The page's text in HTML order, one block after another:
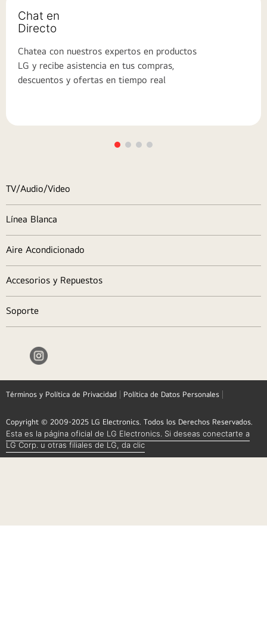
Chat en
Directo
Chatea con nuestros expertos en productos
LG y recibe asistencia en tus compras,
descuentos y ofertas en tiempo real
TV/Audio/Video
Línea Blanca
Aire Acondicionado
Accesorios y Repuestos
Soporte
Términos y Política de Privacidad Política de Datos Personales
Copyright © 2009-2025 LG Electronics. Todos los Derechos Reservados.
Esta es la página oficial de LG Electronics. Si deseas conectarte a
LG Corp. u otras filiales de LG, da clic